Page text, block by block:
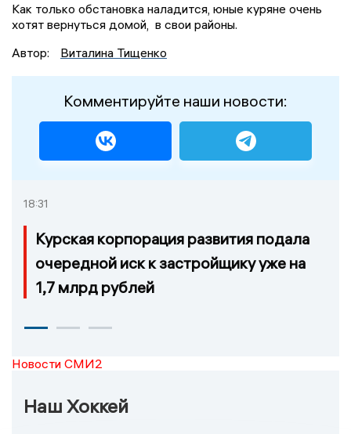
Как только обстановка наладится, юные куряне очень
хотят вернуться домой, в свои районы.
Автор:
Виталина Тищенко
Комментируйте наши новости:
18:31
Курская корпорация развития подала
очередной иск к застройщику уже на
1,7 млрд рублей
Новости СМИ2
Наш Хоккей